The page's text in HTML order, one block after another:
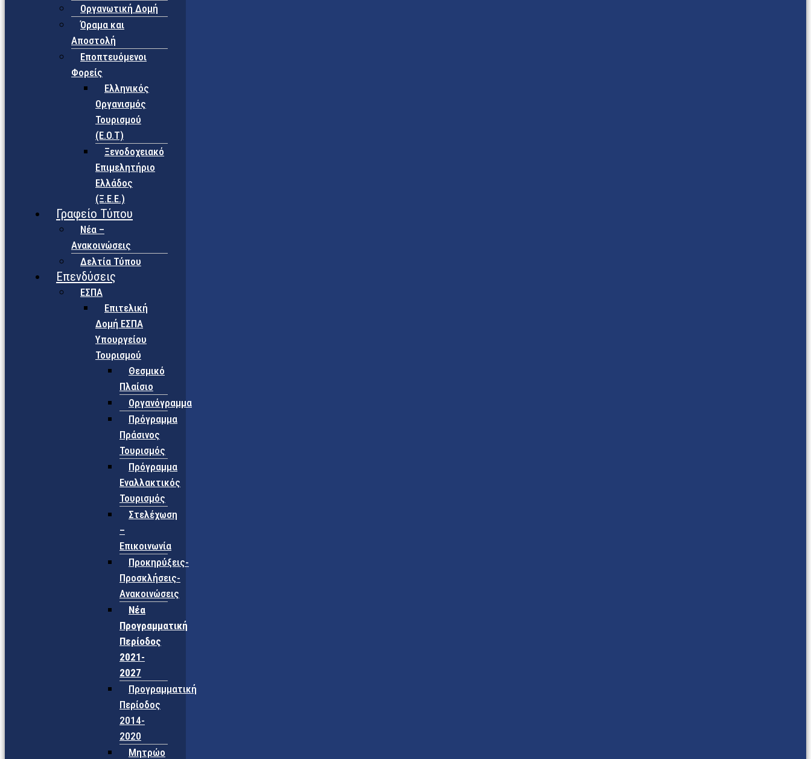
Οργανωτική Δομή
Όραμα και
Αποστολή
Εποπτευόμενοι
Φορείς
Eλληνικός
Οργανισμός
Τουρισμού
(Ε.Ο.Τ)
Ξενοδοχειακό
Επιμελητήριο
Ελλάδος
(Ξ.Ε.Ε.)
Γραφείο Τύπου
Νέα –
Ανακοινώσεις
Δελτία Τύπου
Επενδύσεις
ΕΣΠΑ
Επιτελική
Δομή ΕΣΠΑ
Υπουργείου
Τουρισμού
Θεσμικό
Πλαίσιο
Οργανόγραμμα
Πρόγραμμα
Πράσινος
Τουρισμός
Πρόγραμμα
Εναλλακτικός
Τουρισμός
Στελέχωση
–
Επικοινωνία
Προκηρύξεις-
Προσκλήσεις-
Ανακοινώσεις
Νέα
Προγραμματική
Περίοδος
2021-
2027
Προγραμματική
Περίοδος
2014-
2020
Μητρώο